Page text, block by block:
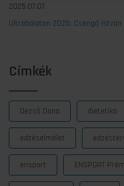
2025.07.07.
Ultrabalaton 2025: Csengő
Címkék
Dezső Dana dietetika
edzéselmélet
ensport ENSPORT